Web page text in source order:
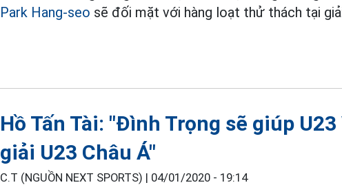
Park Hang-seo sẽ đối mặt với hàng loạt thử thách tại
Hồ Tấn Tài: "Đình Trọng sẽ giúp
giải U23 Châu Á"
C.T (NGUỒN NEXT SPORTS) | 04/01/2020 - 19:14